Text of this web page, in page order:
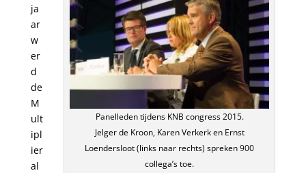
Panelleden tijdens KNB congress 2015.
Jelger de Kroon, Karen Verkerk en Ernst
Loendersloot (links naar rechts) spreken 900
collega’s toe.
ja
ar
w
er
d
de
M
ult
ipl
ier
al